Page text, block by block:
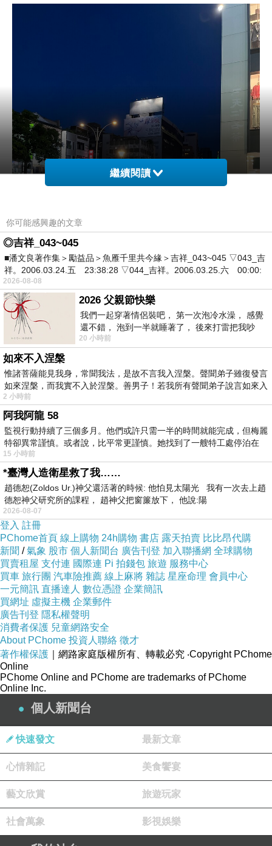
2025.5.15 台北
李壽全 - 8又二分之一
繼續閱讀
你可能感興趣的文章
◎吉祥_043~045
■潘文良著作集＞勵益品＞魚雁千里共今緣＞吉祥_043~045 ▽043_吉
祥。2006.03.24.五 23:38:28 ▽044_吉祥。2006.03.25.六 00:00:
2026-08-08
2026 父親節快樂
我們一起穿著情侶裝吧， 第一次泡冷水澡， 感覺
還不錯， 泡到一半就睡著了， 後來打雷把我吵
醒， 手
20 小時前
如來不入涅槃
惟諸菩薩能見我身，常聞我法，是故不言我入涅槃。聲聞弟子雖復發言
如來涅槃，而我實不入於涅槃。善男子！若我所有聲聞弟子說言如來入
2 小時前
阿我阿龍 58
監視行動持續了三個多月。他們或許只需一半的時間就能完成，但梅麗
特卻異常謹慎。或者說，比平常更謹慎。她找到了一艘特工處停泊在
15 小時前
*臺灣人造衛星救了我……
趙德恕(Zoldos Ur.)神父還活著的時候: 他怕見太陽光 我有一次去上趙
德恕神父研究所的課程， 趙神父把窗簾放下， 他說:陽
2026-08-07
登入 註冊
PChome首頁 線上購物 24h購物 書店 露天拍賣 比比昂代購
新聞 /氣象 股市 個人新聞台 廣告刊登 加入聯播網 全球購物
買賣租屋 支付連 國際連 Pi 拍錢包 旅遊 服務中心
買車 旅行團 汽車險推薦 線上麻將 雜誌 星座命理 會員中心
一元簡訊 直播達人 數位憑證 企業簡訊
買網址 虛擬主機 企業郵件
廣告刊登 隱私權聲明
消費者保護 兒童網路安全
About PChome 投資人聯絡 徵才
著作權保護 ｜網路家庭版權所有、轉載必究 ‧Copyright PChome
Online
PChome Online and PChome are trademarks of PChome
Online Inc.
個人新聞台
快速發文 最新文章
心情雜記 美食饗宴
藝文欣賞 旅遊玩家
社會萬象 影視娛樂